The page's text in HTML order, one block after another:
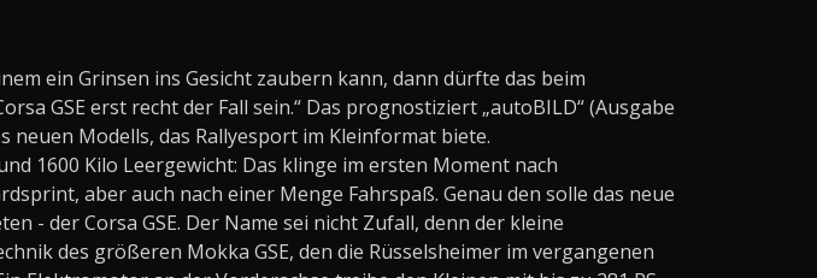
ein Grinsen ins Gesicht zaubern kann, dann dürfte das beim
GSE erst recht der Fall sein.“ Das prognostiziert „autoBILD“ (Ausgabe
neuen Modells, das Rallyesport im Kleinformat biete.
1600 Kilo Leergewicht: Das klinge im ersten Moment nach
aber auch nach einer Menge Fahrspaß. Genau den solle das neue
- der Corsa GSE. Der Name sei nicht Zufall, denn der kleine
des größeren Mokka GSE, den die Rüsselsheimer im vergangenen